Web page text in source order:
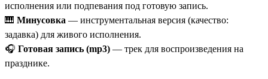
исполнения или подпевания под готовую запись.
🎹 Минусовка — инструментальная версия (качество:
задавка) для живого исполнения.
🎧 Готовая запись (mp3) — трек для воспроизведения на
празднике.